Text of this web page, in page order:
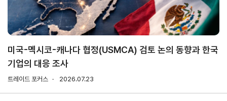
지원·사업
KITA
수출역
trade
미국-멕시코-캐나다 협정(USMCA) 검토 논의 동향과 한국
기업의 대응 조사
트레이드 포커스 2026.07.23